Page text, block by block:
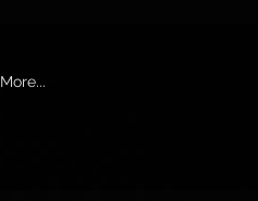
More...